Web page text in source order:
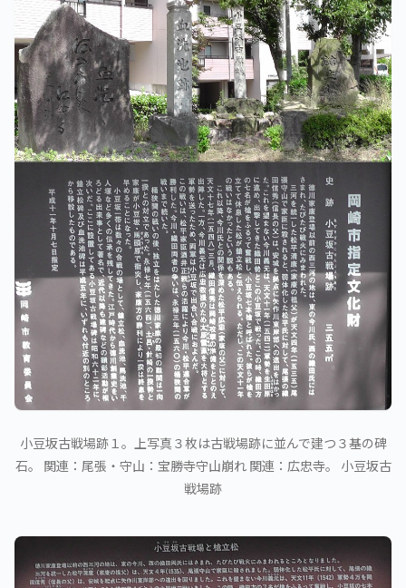
小豆坂古戦場跡１。上写真３枚は古戦場跡に並んで建つ３基の碑
石。 関連：尾張・守山：宝勝寺守山崩れ 関連：広忠寺。 小豆坂古
戦場跡